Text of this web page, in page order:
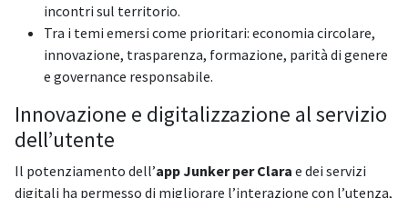
incontri sul territorio.
Tra i temi emersi come prioritari: economia circolare,
innovazione, trasparenza, formazione, parità di genere
e governance responsabile.
Innovazione e digitalizzazione al servizio
dell’utente
Il potenziamento dell’app Junker per Clara e dei servizi
digitali ha permesso di migliorare l’interazione con l’utenza,